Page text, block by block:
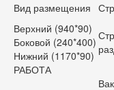
Вид размещения
Верхний (940*90)
Боковой (240*400)
Нижний (1170*90)
РАБОТА